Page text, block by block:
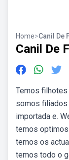
Home>Canil De
Canil De
Temos
somos filiados
importada e.
temos
temos os
temos todo o